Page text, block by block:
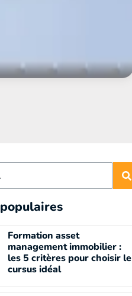
Formation asset
management immobilier :
les 5 critères pour choisir le
cursus idéal